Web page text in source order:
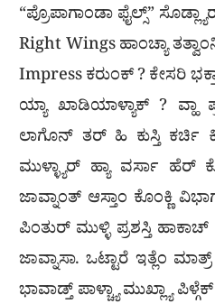
“ಪ್ರೊಪಾಗಾಂಡಾ ಫೈಲ್ಸ್”
Right Wings ಹಾಂಚ್ಯಾ
Impress ಕರುಂಕ್ ? ಕೇಸರಿ
ಯ್ಯಾ ಖಾಡಿಯಾಳ್ಯಾಕ್ ? ವ್ಹಾ
ಲಾಗೊನ್ ತರ್ ಹಿ ಕುಸ್ತಿ ಕರ್ಚಿ
ಮುಳ್ಳ್ಯಾರ್ ಹ್ಯಾ ವರ್ಸಾ ಹೆರ್
ಜಾವ್ನಾಂತ್ ಆಸ್ತಾಂ ಕೊಂಕ್ಣಿ
ಪಿಂತುರ್ ಮುಳ್ಳಿ ಪ್ರಶಸ್ತಿ
ಜಾವ್ನಾಸಾ. ಒಟ್ಟಾರೆ ಇತ್ಲೆಂ
ಭಾವಾಡ್ತ್ ಪಾಳ್ಚ್ಯಾ ಮುಖ್ಲ್ಯಾ